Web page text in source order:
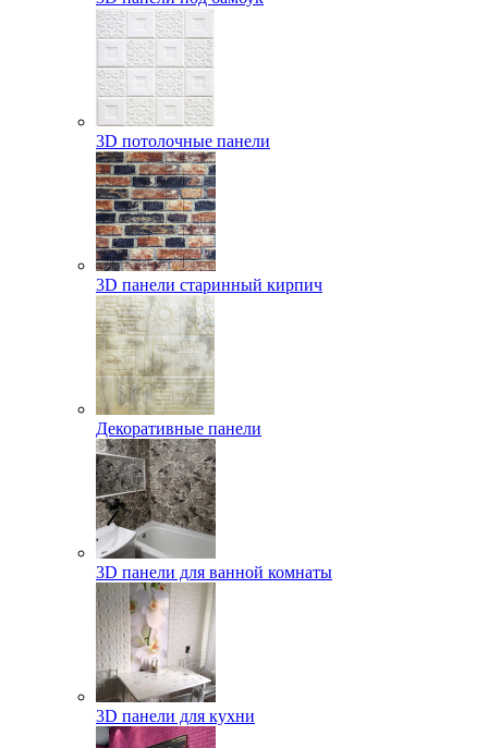
3D потолочные панели
3D панели старинный кирпич
Декоративные панели
3D панели для ванной комнаты
3D панели для кухни